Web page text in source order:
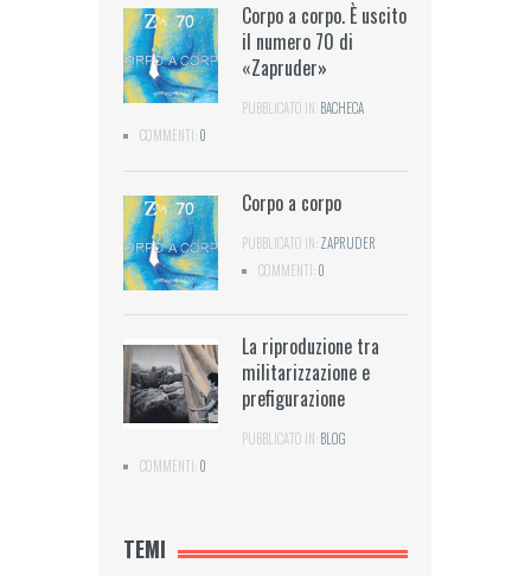
Corpo a corpo. È uscito
il numero 70 di
«Zapruder»
PUBBLICATO IN:BACHECA
COMMENTI:0
Corpo a corpo
PUBBLICATO IN:ZAPRUDER
COMMENTI:0
La riproduzione tra
militarizzazione e
prefigurazione
PUBBLICATO IN:BLOG
COMMENTI:0
TEMI